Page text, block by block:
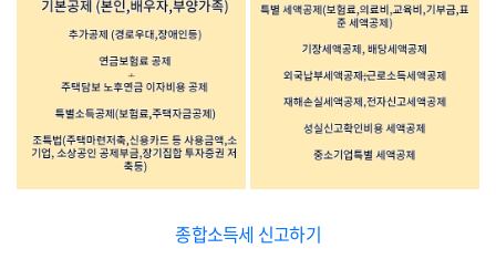
종합소득세 신고하기